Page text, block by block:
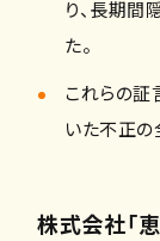
り、長期間
た。
これらの証
いた不正の
株式会社「